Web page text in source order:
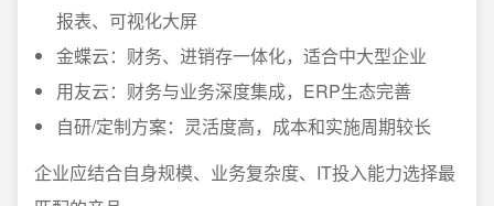
报表、可视化大屏
金蝶云：财务、进销存一体化，适合中大型企业
用友云：财务与业务深度集成，ERP生态完善
自研/定制方案：灵活度高，成本和实施周期较长
企业应结合自身规模、业务复杂度、IT投入能力选择最